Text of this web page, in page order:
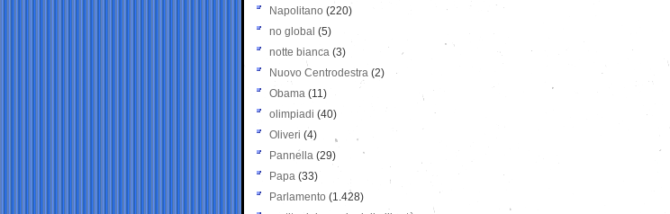
Napolitano (220)
no global (5)
notte bianca (3)
Nuovo Centrodestra (2)
Obama (11)
olimpiadi (40)
Oliveri (4)
Pannella (29)
Papa (33)
Parlamento (1.428)